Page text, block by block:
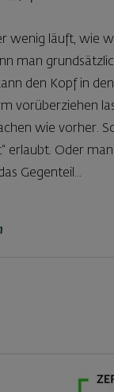
wenig läuft, wie
man
den Kopf in den
vorüberziehen
wie vorher.
erlaubt. Oder
Gegenteil...